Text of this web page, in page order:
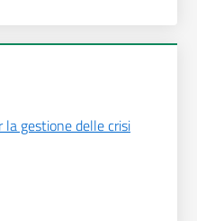
la gestione delle crisi